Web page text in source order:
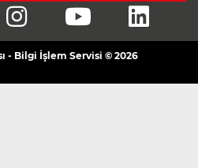
- Bilgi İşlem Servisi © 2026